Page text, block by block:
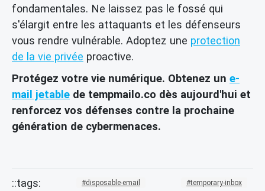
fondamentales. Ne laissez pas le fossé qui
s'élargit entre les attaquants et les défenseurs
vous rendre vulnérable. Adoptez une protection
de la vie privée proactive.
Protégez votre vie numérique. Obtenez un e-
mail jetable de tempmailo.co dès aujourd'hui et
renforcez vos défenses contre la prochaine
génération de cybermenaces.
disposable-email
temporary-inbox